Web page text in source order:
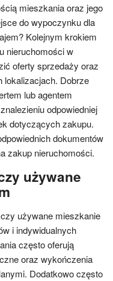
mieszkania oraz jego
do wypoczynku dla
Kolejnym krokiem
nieruchomości w
oferty sprzedaży oraz
lokalizacjach. Dobrze
lub agentem
odpowiedniej
dotyczących zakupu.
dokumentów
zakup nieruchomości.
używane
używane mieszkanie
i indywidualnych
często oferują
oraz wykończenia
Dodatkowo często